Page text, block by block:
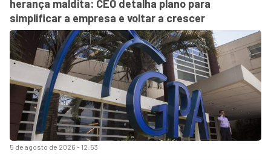
5 de agosto de 2026 - 12:53
herança maldita: CEO detalha plano para
simplificar a empresa e voltar a crescer